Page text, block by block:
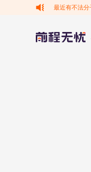
最近有不法